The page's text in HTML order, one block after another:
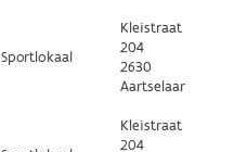
Sportlokaal
Kleistraat
204
2630
Aartselaar
Kleistraat
204